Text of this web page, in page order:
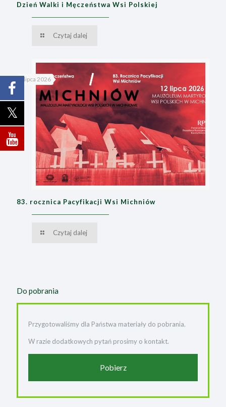
Dzień Walki i Męczeństwa Wsi Polskiej
Czytaj dalej
8 lipca 2026
83. rocznica Pacyfikacji Wsi Michniów
Czytaj dalej
Do pobrania
Przygotowaliśmy dla Państwa materiały do pobrania.
W razie dodatkowych pytań prosimy o kontakt.
Pobierz